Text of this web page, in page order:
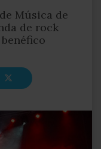
Música de
de rock